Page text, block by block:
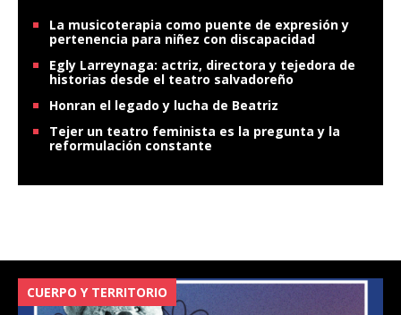
La musicoterapia como puente de expresión y
pertenencia para niñez con discapacidad
Egly Larreynaga: actriz, directora y tejedora de
historias desde el teatro salvadoreño
Honran el legado y lucha de Beatriz
Tejer un teatro feminista es la pregunta y la
reformulación constante
CUERPO Y TERRITORIO